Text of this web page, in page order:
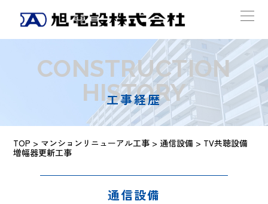
CONSTRUCTION
HISTORY
工事経歴
TOP > マンションリニューアル工事 > 通信設備 > TV共聴設備
増幅器更新工事
通信設備